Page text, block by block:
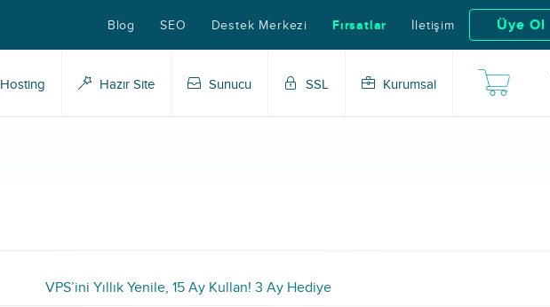
Blog SEO Destek Merkezi Fırsatlar İletişim Üye Ol
Hosting Hazır Site Sunucu SSL Kurumsal
VPS’ini Yıllık Yenile, 15 Ay Kullan! 3 Ay Hediye